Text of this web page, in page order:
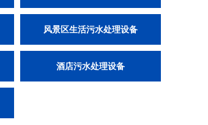
风景区生活污水处理设备
酒店污水处理设备